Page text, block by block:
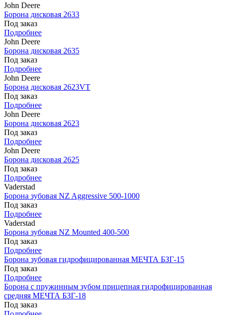
John Deere
Борона дисковая 2633
Под заказ
Подробнее
John Deere
Борона дисковая 2635
Под заказ
Подробнее
John Deere
Борона дисковая 2623VT
Под заказ
Подробнее
John Deere
Борона дисковая 2623
Под заказ
Подробнее
John Deere
Борона дисковая 2625
Под заказ
Подробнее
Vaderstad
Борона зубовая NZ Aggressive 500-1000
Под заказ
Подробнее
Vaderstad
Борона зубовая NZ Mounted 400-500
Под заказ
Подробнее
Борона зубовая гидрофицированная МЕЧТА БЗГ-15
Под заказ
Подробнее
Борона с пружинным зубом прицепная гидрофицированная
средняя МЕЧТА БЗГ-18
Под заказ